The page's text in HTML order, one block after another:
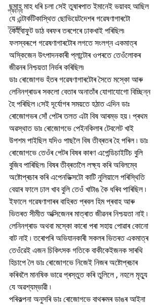
প্ৰবন্ধ
স্তৱক
ছমাহ মাহ ধৰি চলা সেই তুষাৰপাত ইমানেই ভয়াবহ আছিল
যে এন্টাৰ্কটিকাস্থিত ছোভিয়েটদেশৰ গৱেষণাগাৰটো
কেইবাফুট ডাঠ বৰফৰ তৰপেৰে ঢাকখাই পৰিছিল৷
ফলস্বৰূপে গৱেষণাগাৰটোৰ লগতে সংলগ্ন একমাত্ৰ
অস্কিজেন উৎপাদনকাৰী প্লান্টোৰ ওপৰতে তেওঁলোকৰ
জীৱনৰ নিশ্চয়তা নিৰ্ভৰ কৰিছিল৷
ডাঃ ৰোজোগভ হঁতৰ গৱেষণাগাৰটোৰ সৈতে মস্কো আৰু
লেনিনগ্ৰাডৰ সকলো বেতাৰ অনাতাঁৰ যোগাযোগো বিচ্ছিন্ন
হৈ পৰিছিল ৷সেই দূৰ্যোগৰ সময়তে হঠাত এদিন ডাঃ
ৰোজোগভৰ সোঁ পেটৰ তলত এটা বিষ আৰম্ভ হয় ৷ প্ৰথম
অৱস্থাত ডাঃ ৰোজোগভে পেইনকিলাৰ টেবলেট খাই
উপশম পাইছিল যদিও পাছলৈ বিষ তীব্ৰতৰ হৈ পৰিল ৷ ডাঃ
ৰোজোগভে তেওঁৰ পেটৰ বিষৰ কাৰণ এপেন্ডিচাইটিচ বুলি
বুজিব পাৰিছিল৷ বিষৰ তীব্ৰতালৈ লক্ষ্য কৰি অবিলম্বে
অষ্টোপ্ৰচাৰ কৰি এপেনডিক্সটো কাটি নুলিয়ালে পৰিস্থিতি
বেয়াৰ ফালে ঢাল খাব বুলি তেওঁ খাটাঙ কৈ ধৰিব পাৰিছিল ৷
ইফালে গৱেষণাগাৰৰ বাহিৰত প্ৰবল হিম প্ৰবাহ আৰু
ভিতৰত সীমীত অক্সিজেনৰ মাত্ৰাত জীৱনৰ নিশ্চয়তা নাই ৷
লেনিনগ্ৰাড অথবা মস্কো কাৰো পৰা সহায় পোৱাৰ কোনো
বাট নাই ৷ তৰোপৰি অভিযানকাৰী সকলৰ ভিতৰত একমাত্ৰ
তেওঁৱেই এজন চিকিৎসক গতিকে বাকীকেইজনক সাৰথি
হিচাপে লৈ ডাঃ ৰোজোগভে নিজেই নিজৰ অষ্টোপ্ৰচাৰ
কৰিবলৈ মানষিক ভাৱে প্ৰস্তুত কৰি তুলিলে , নহলে মৃত্যু
যে অৱশ্যম্ভাৱী ৷
পৰিকল্পনা অনুসৰি ডাঃ ৰোজোগভে বাথৰুমৰ ডাঙৰ আইনা